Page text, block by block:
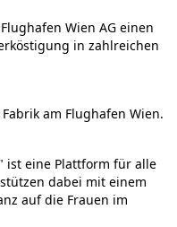
Wien AG einen
in zahlreichen
am Flughafen Wien.
ist eine Plattform für alle
dabei mit einem
auf die Frauen im